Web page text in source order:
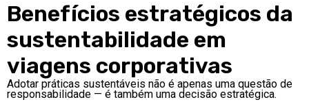
Benefícios estratégicos da
sustentabilidade em
viagens corporativas
Adotar práticas sustentáveis não é apenas uma questão de
responsabilidade — é também uma decisão estratégica.